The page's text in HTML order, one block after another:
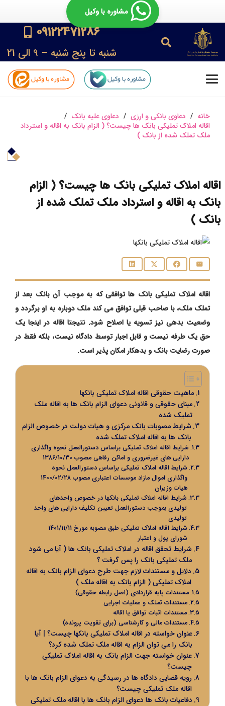
مشاوره با وکیل
09122471286
شنبه تا پنج شنبه – 9 الی 21
خانه / دعاوی بانکی و ارزی / دعاوی علیه بانک /
اقاله املاک تملیکی بانک ها چیست؟ ( الزام بانک به اقاله و استرداد
ملک تملک شده از بانک )
اقاله املاک تملیکی بانک ها چیست؟ ( الزام
بانک به اقاله و استرداد ملک تملک شده از
بانک )
اقاله املاک تملیکی بانک‌ ها توافقی که به موجب آن بانک بعد از
تملک ملک، با صاحب قبلی توافق می کند ملک دوباره به او برگردد و
وضعیت بدهی نیز تسویه یا اصلاح شود. نتیجتا اقاله در اینجا یک
حق یک‌ طرفه نیست و قابل اجبار توسط دادگاه نیست، بلکه فقط در
صورت رضایت بانک و بدهکار امکان‌ پذیر است.
ماهیت حقوقی اقاله املاک تملیکی بانکها
مبنای حقوقی و قانونی دعوای الزام بانک ها به اقاله ملک
تملیک شده
شرایط مصوبات بانک مرکزی و هیات دولت در خصوص الزام
بانک ها به اقاله املاک تملک شده
شرایط اقاله املاک تملیکی براساس دستورالعمل نحوه واگذاری
دارایی های غیرضروری و اماکن رفاهی مصوب 1386/10/30
شرایط اقاله املاک تملیکی براساس دستورالعمل نحوه
واگذاری اموال مازاد موسسات اعتباری مصوب 1400/02/28
هیات وزیران
شرایط اقاله املاک تملیکی بانکها در خصوص واحدهای
تولیدی بموجب دستورالعمل تعیین تکلیف دارایی های واحد
تولیدی
شرایط اقاله املاک تملیکی طبق مصوبه مورخ 1401/11/11
شورای پول و اعتبار
شرایط تحقق اقاله در املاک تملیکی بانک ها ( آیا می شود
ملک تملیکی بانک را پس گرفت ؟
دلایل و مستندات لازم جهت طرح دعوای الزام بانک به اقاله
املاک تملیکی ( الزام بانک به اقاله ملک )
مستندات پایه قراردادی (اصل رابطه حقوقی)
مستندات تملک و عملیات اجرایی
مستندات اثبات توافق یا اقاله
مستندات مالی و کارشناسی (برای تقویت پرونده)
عنوان خواسته در اقاله املاک تملیکی بانکها چیست؟ | آیا
بانک را می توان الزام به اقاله ملک تملک شده کرد؟
عنوان خواسته جهت الزام بانک به اقاله املاک تملیکی
چیست؟
رویه قضایی دادگاه ها در رسیدگی به دعوای الزام بانک ها با
اقاله ملک تملیکی چیست؟
دفاعیات بانک‌ ها دعوای الزام بانک ها با اقاله ملک تملیکی